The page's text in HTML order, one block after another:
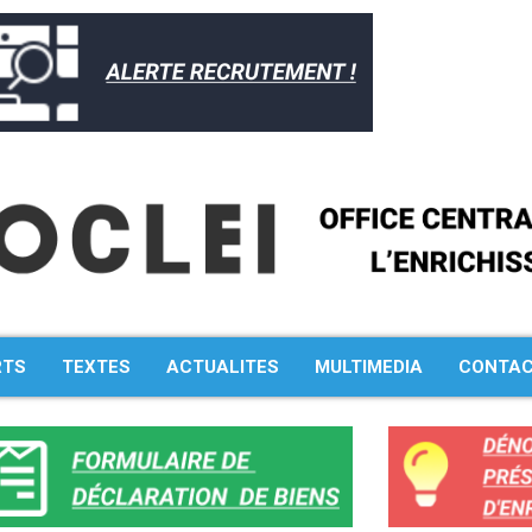
TEXTES ACTUALITES MULTIMEDIA